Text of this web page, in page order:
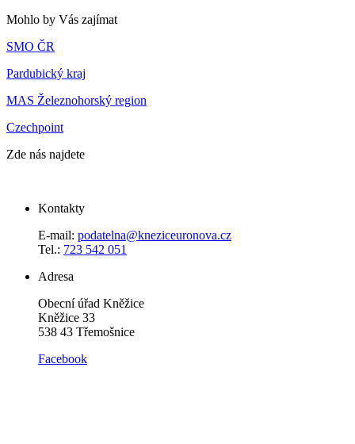
Mohlo by Vás zajímat
SMO ČR
Pardubický kraj
MAS Železnohorský region
Czechpoint
Zde nás najdete
Kontakty
E-mail: podatelna@kneziceuronova.cz
Tel.: 723 542 051
Adresa
Obecní úřad Kněžice
Kněžice 33
538 43 Třemošnice
Facebook